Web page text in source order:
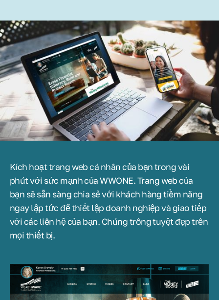
Kích hoạt trang web cá nhân của bạn trong vài
phút với sức mạnh của WWONE. Trang web của
bạn sẽ sẵn sàng chia sẻ với khách hàng tiềm năng
ngay lập tức để thiết lập doanh nghiệp và giao tiếp
với các liên hệ của bạn. Chúng trông tuyệt đẹp trên
mọi thiết bị.